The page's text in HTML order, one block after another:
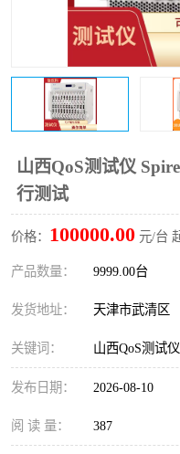
山西QoS测试仪
行测试
价格： 100000.00 元/台
产品数量： 9999.00台
发货地址： 天津市武清区
关键词： 山西QoS测试
发布日期： 2026-08-10
阅 读 量： 387